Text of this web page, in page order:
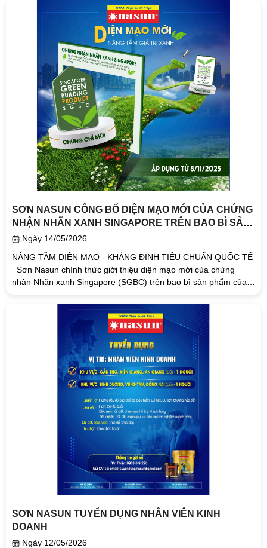
SƠN NASUN CÔNG BỐ DIỆN MẠO MỚI CỦA CHỨNG
NHẬN NHÃN XANH SINGAPORE TRÊN BAO BÌ SẢN
PHẨM
Ngày 14/05/2026
NÂNG TẦM DIỆN MẠO - KHẲNG ĐỊNH TIÊU CHUẨN QUỐC TẾ
Sơn Nasun chính thức giới thiệu diện mạo mới của chứng
nhận Nhãn xanh Singapore (SGBC) trên bao bì sản phẩm của
SƠN NASUN TUYỂN DỤNG NHÂN VIÊN KINH
DOANH
Ngày 12/05/2026